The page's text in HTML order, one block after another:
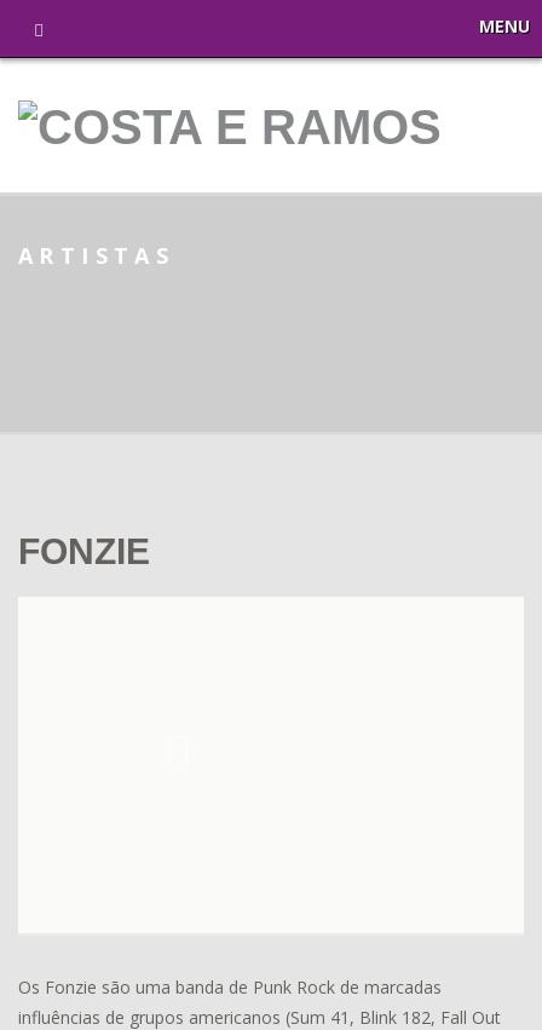
MENU
ARTISTAS
FONZIE
Os Fonzie são uma banda de Punk Rock de marcadas
influências de grupos americanos (Sum 41, Blink 182, Fall Out